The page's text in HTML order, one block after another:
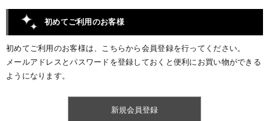
初めてご利用のお客様
初めてご利用のお客様は、こちらから会員登録を行ってください。
メールアドレスとパスワードを登録しておくと便利にお買い物ができる
ようになります。